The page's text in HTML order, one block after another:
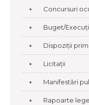
Concursuri
Buget/
Dispoziții
Licitații
Manifestări
Rapoarte